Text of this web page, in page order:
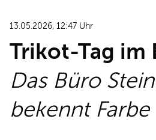
FACEBOOK-
13.05.2026, 12:47 Uhr
Trikot-Tag im
Das Büro
bekennt Farbe